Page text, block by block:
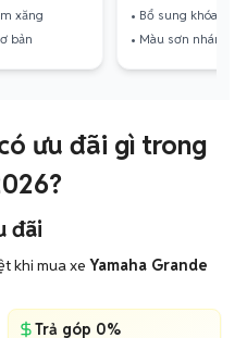
103
80
xăng
bản
• Bổ sung khóa
• Màu sơn nhám
ưu đãi gì trong
đãi
khi mua xe Yamaha Grande
Trả góp 0%